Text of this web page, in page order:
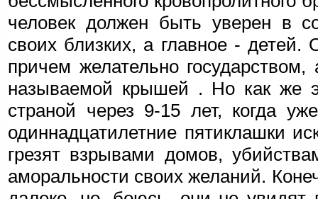
человек должен быть уверен в
своих близких, а главное -
причем желательно
называемой крышей . Но как же
страной через 9-15 лет, когда
одиннадцатилетние пятиклашки
грезят взрывами домов,
аморальности своих желаний.